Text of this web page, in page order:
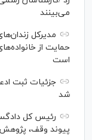
می‌بینند
مدیرکل
حمایت از
است
شد
رئیس کل
پیوند وقف،